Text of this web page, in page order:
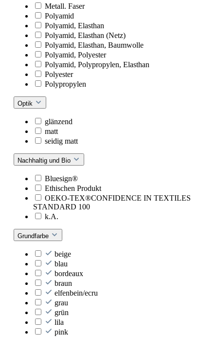
Metall. Faser
Polyamid
Polyamid, Elasthan
Polyamid, Elasthan (Netz)
Polyamid, Elasthan, Baumwolle
Polyamid, Polyester
Polyamid, Polypropylen, Elasthan
Polyester
Polypropylen
Optik
glänzend
matt
seidig matt
Nachhaltig und Bio
Bluesign®
Ethischen Produkt
OEKO-TEX®CONFIDENCE IN TEXTILES
STANDARD 100
k.A.
Grundfarbe
beige
blau
bordeaux
braun
elfenbein/ecru
grau
grün
lila
pink